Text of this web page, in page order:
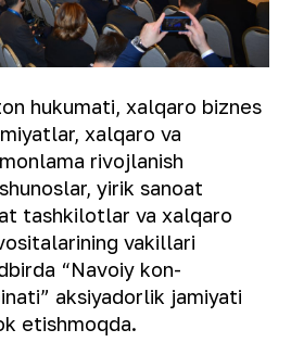
hukumati, xalqaro biznes
xalqaro va
rivojlanish
yirik sanoat
tashkilotlar va xalqaro
vakillari
“Navoiy kon-
aksiyadorlik jamiyati
etishmoqda.